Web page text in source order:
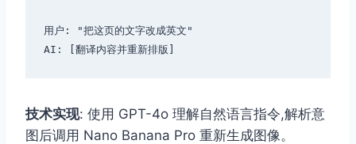
用户: "把这页的文字改成英文"
技术实现: 使用 GPT-4o 理解自然语言指令,解析意
图后调用 Nano Banana Pro 重新生成图像。